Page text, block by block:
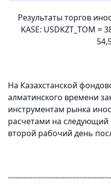
Результаты торгов
KASE: USDKZT_TOM =
На Казахстанской
алматинского времени
инструментам рынка
расчетами на
второй рабочий день